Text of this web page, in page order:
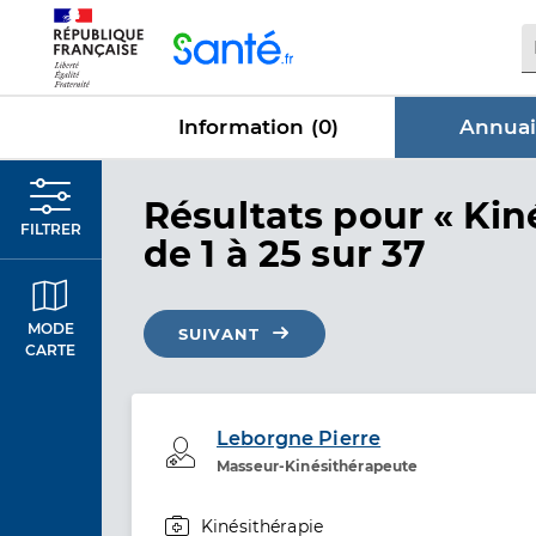
Information (0)
FILTRER
MODE
CARTE
Résultats dans
pour «
de 1 à 25 sur 37
SUIVANT
Leborgne Pierre
Masseur-Kinésithérapeute
Professionel de santé
Kinésithérapie
Panneau de gestion des cookies